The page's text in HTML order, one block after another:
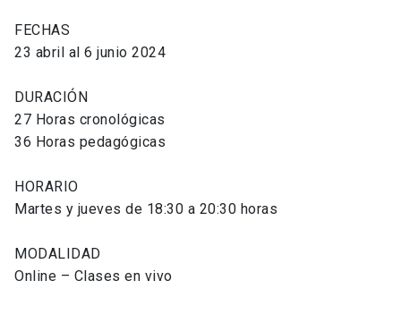
FECHAS
23 abril al 6 junio 2024
DURACIÓN
27 Horas cronológicas
36 Horas pedagógicas
HORARIO
Martes y jueves de 18:30 a 20:30 horas
MODALIDAD
Online – Clases en vivo